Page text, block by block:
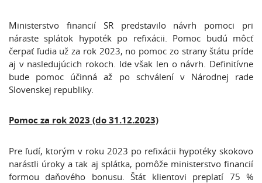
Ministerstvo financií SR predstavilo návrh pomoci pri
náraste splátok hypoték po refixácii. Pomoc budú môcť
čerpať ľudia už za rok 2023, no pomoc zo strany štátu príde
aj v nasledujúcich rokoch. Ide však len o návrh. Definitívne
bude pomoc účinná až po schválení v Národnej rade
Slovenskej republiky.
Pomoc za rok 2023 (do 31.12.2023)
Pre ľudí, ktorým v roku 2023 po refixácii hypotéky skokovo
narástli úroky a tak aj splátka, pomôže ministerstvo financií
formou daňového bonusu. Štát klientovi preplatí 75 %